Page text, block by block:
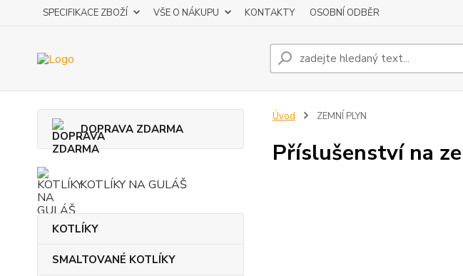
SPECIFIKACE ZBOŽÍ VŠE O NÁKUPU KONTAKTY OSOBNÍ ODBĚR
DOPRAVA ZDARMA
KOTLÍKY NA GULÁŠ
KOTLÍKY
SMALTOVANÉ KOTLÍKY
Úvod ZEMNÍ PLYN
Příslušenství na